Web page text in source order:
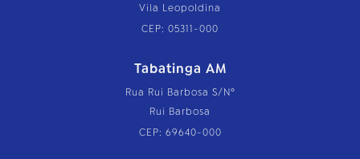
Vila Leopoldina
CEP: 05311-000
Tabatinga AM
Rua Rui Barbosa S/Nº
Rui Barbosa
CEP: 69640-000